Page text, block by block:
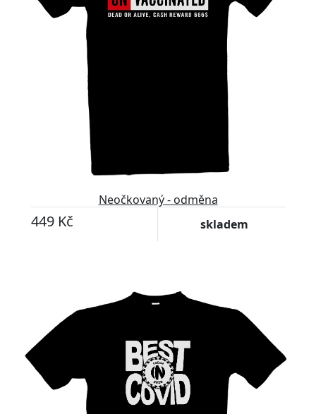
Neočkovaný - odměna
449 Kč skladem